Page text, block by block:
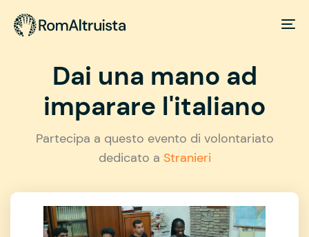
Dai una mano ad
imparare l'italiano
Partecipa a questo evento di volontariato
dedicato a Stranieri